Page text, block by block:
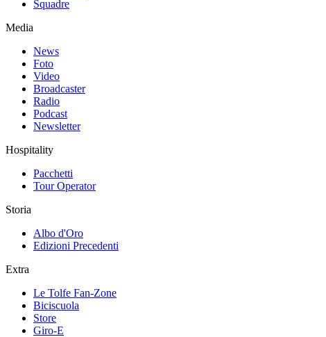
Squadre
Media
News
Foto
Video
Broadcaster
Radio
Podcast
Newsletter
Hospitality
Pacchetti
Tour Operator
Storia
Albo d'Oro
Edizioni Precedenti
Extra
Le Tolfe Fan-Zone
Biciscuola
Store
Giro-E